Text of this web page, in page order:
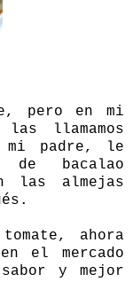
pero en mi
llamamos
padre, le
de bacalao
las almejas
ahora
el mercado
y mejor